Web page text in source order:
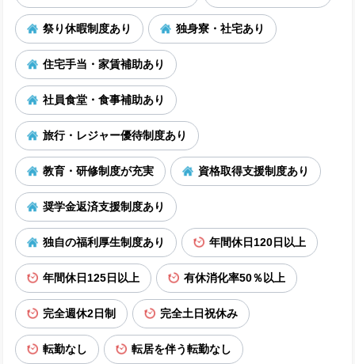
祭り休暇制度あり 独身寮・社宅あり
住宅手当・家賃補助あり
社員食堂・食事補助あり
旅行・レジャー優待制度あり
教育・研修制度が充実 資格取得支援制度あり
奨学金返済支援制度あり
独自の福利厚生制度あり 年間休日120日以上
年間休日125日以上 有休消化率50％以上
完全週休2日制 完全土日祝休み
転勤なし 転居を伴う転勤なし